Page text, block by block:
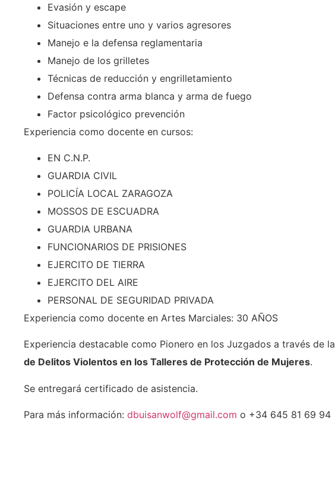
Evasión y escape
Situaciones entre uno y varios agresores
Manejo e la defensa reglamentaria
Manejo de los grilletes
Técnicas de reducción y engrilletamiento
Defensa contra arma blanca y arma de fuego
Factor psicológico prevención
Experiencia como docente en cursos:
EN C.N.P.
GUARDIA CIVIL
POLICÍA LOCAL ZARAGOZA
MOSSOS DE ESCUADRA
GUARDIA URBANA
FUNCIONARIOS DE PRISIONES
EJERCITO DE TIERRA
EJERCITO DEL AIRE
PERSONAL DE SEGURIDAD PRIVADA
Experiencia como docente en Artes Marciales: 30 AÑOS
Experiencia destacable como Pionero en los Juzgados a través de la
de Delitos Violentos en los Talleres de Protección de Mujeres.
Se entregará certificado de asistencia.
Para más información: dbuisanwolf@gmail.com o +34 645 81 69 94